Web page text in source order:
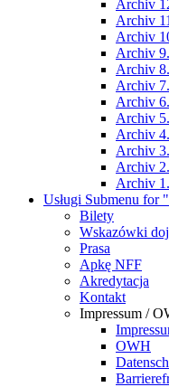
Archiv
Archiv
Archiv
Archiv
Archiv
Archiv
Archiv
Archiv
Archiv
Archiv
Archiv
Archiv
Usługi Submenu for
Bilety
Wskazówki
Prasa
Apkę NFF
Akredytacja
Kontakt
Impressum /
OWH